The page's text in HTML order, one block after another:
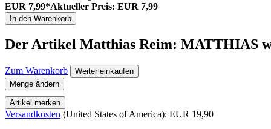
EUR 7,99*Aktueller Preis: EUR 7,99
In den Warenkorb
Der Artikel Matthias Reim: MATTHIAS
Zum Warenkorb
Weiter einkaufen
Menge ändern
Artikel merken
Versandkosten (United States of America): EUR 19,90